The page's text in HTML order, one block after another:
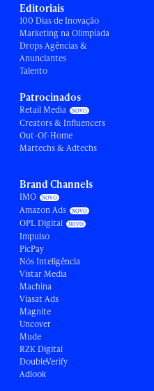
Editoriais
100 Dias de Inovação
Marketing na Olimpíada
Drops Agências &
Anunciantes
Talento
Patrocinados
Retail Media
Creators & Influencers
Out-Of-Home
Martechs & Adtechs
Brand Channels
IMO
Amazon Ads
OPL Digital
Impulso
PicPay
Nós Inteligência
Vistar Media
Machina
Viasat Ads
Magnite
Uncover
Mude
RZK Digital
DoubleVerify
Adlook